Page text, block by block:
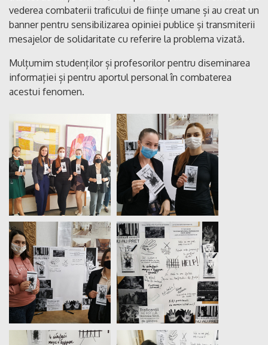
vederea combaterii traficului de ființe umane și au creat un
banner pentru sensibilizarea opiniei publice și transmiterii
mesajelor de solidaritate cu referire la problema vizată.
Mulțumim studenților și profesorilor pentru diseminarea
informației și pentru aportul personal în combaterea
acestui fenomen.